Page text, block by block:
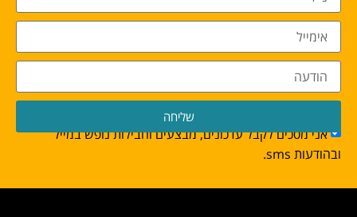
אני מסכים לקבל עדכונים, מבצעים וחבילות נופש במייל
ובהודעות sms.
שליחה